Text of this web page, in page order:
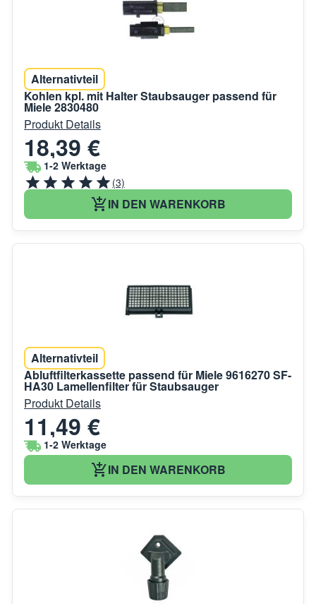
Alternativteil
Kohlen kpl. mit Halter Staubsauger passend für
Miele 2830480
Produkt Details
18,39 €
1-2 Werktage
(3)
IN DEN WARENKORB
Alternativteil
Abluftfilterkassette passend für Miele 9616270 SF-
HA30 Lamellenfilter für Staubsauger
Produkt Details
11,49 €
1-2 Werktage
IN DEN WARENKORB